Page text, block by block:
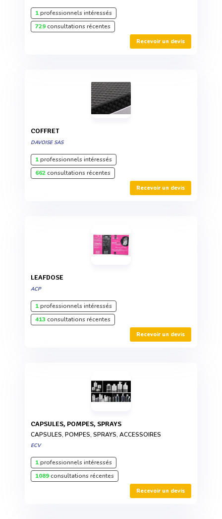
1professionnels intéressés
729consultations récentes
Recevoir un devis
COFFRET
DAVOISE SAS
1professionnels intéressés
662consultations récentes
Recevoir un devis
LEAFDOSE
ACP
1professionnels intéressés
413 consultations récentes
Recevoir un devis
CAPSULES, POMPES, SPRAYS
CAPSULES, POMPES, SPRAYS, ACCESSOIRES
ECV
1professionnels intéressés
1089consultations récentes
Recevoir un devis